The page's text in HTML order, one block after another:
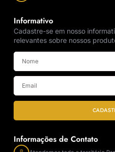
Informativo
Cadastre-se em nosso
relevantes sobre nossos
Informações de Contato